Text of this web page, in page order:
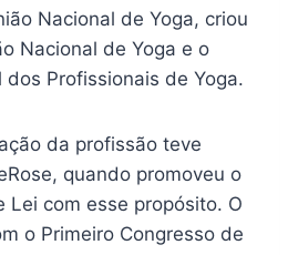
Nacional de Yoga, criou
Nacional de Yoga e o
Profissionais de Yoga.
da profissão teve
quando promoveu o
Lei com esse propósito. O
o Primeiro Congresso de